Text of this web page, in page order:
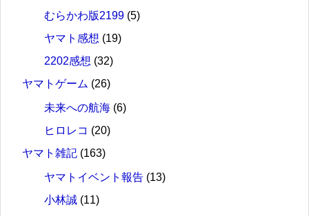
むらかわ版2199 (5)
ヤマト感想 (19)
2202感想 (32)
ヤマトゲーム (26)
未来への航海 (6)
ヒロレコ (20)
ヤマト雑記 (163)
ヤマトイベント報告 (13)
小林誠 (11)